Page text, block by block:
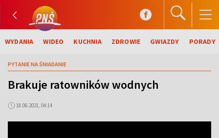
WYDANIA WIDEO KUCHNIA ZDROWIE GWIAZDY PORADY
PYTANIE NA ŚNIADANIE
Brakuje ratowników wodnych
18.06.2021, 04:14